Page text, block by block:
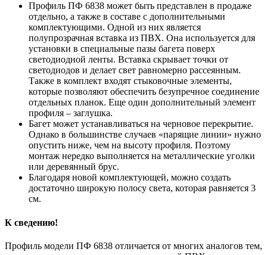
Профиль ПФ 6838 может быть представлен в продаже
отдельно, а также в составе с дополнительными
комплектующими. Одной из них является
полупрозрачная вставка из ПВХ. Она используется для
установки в специальные пазы багета поверх
светодиодной ленты. Вставка скрывает точки от
светодиодов и делает свет равномерно рассеянным.
Также в комплект входят стыковочные элементы,
которые позволяют обеспечить безупречное соединение
отдельных планок. Еще один дополнительный элемент
профиля – заглушка.
Багет может устанавливаться на черновое перекрытие.
Однако в большинстве случаев «парящие линии» нужно
опустить ниже, чем на высоту профиля. Поэтому
монтаж нередко выполняется на металлические уголки
или деревянный брус.
Благодаря новой комплектующей, можно создать
достаточно широкую полосу света, которая равняется 3
см.
К сведению!
Профиль модели ПФ 6838 отличается от многих аналогов тем,